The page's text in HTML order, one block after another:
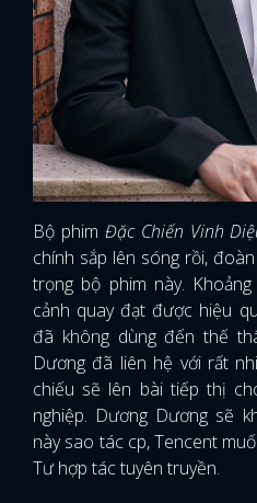
Bộ phim Đặc Chiến Vinh
chính sắp lên sóng rồi,
trọng bộ phim này.
cảnh quay đạt được hiệu
đã không dùng đến thế
Dương đã liên hệ với rất
chiếu sẽ lên bài tiếp thị
nghiệp. Dương Dương sẽ
này sao tác cp, Tencent
Tư hợp tác tuyên truyền.